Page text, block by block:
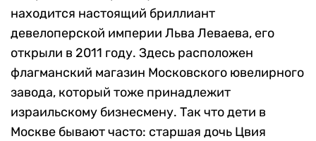
находится настоящий бриллиант
девелоперской империи Льва Леваева, его
открыли в 2011 году. Здесь расположен
флагманский магазин Московского ювелирного
завода, который тоже принадлежит
израильскому бизнесмену. Так что дети в
Москве бывают часто: старшая дочь Цвия